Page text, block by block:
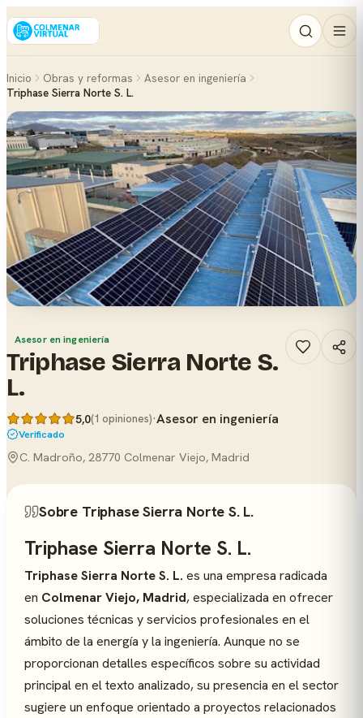
Inicio Obras y reformas
Asesor en ingeniería
Triphase Sierra Norte S. L.
Asesor en ingeniería
Triphase Sierra Norte S.
L.
5,0(1 opiniones)·Asesor en ingeniería
Verificado
C. Madroño, 28770 Colmenar Viejo, Madrid
Sobre Triphase Sierra Norte S. L.
Triphase Sierra Norte S. L.
Triphase Sierra Norte S. L. es una empresa radicada
en Colmenar Viejo, Madrid, especializada en ofrecer
soluciones técnicas y servicios profesionales en el
ámbito de la energía y la ingeniería. Aunque no se
proporcionan detalles específicos sobre su actividad
principal en el texto analizado, su presencia en el sector
sugiere un enfoque orientado a proyectos relacionados